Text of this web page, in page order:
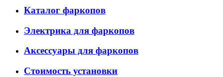
Каталог фаркопов
Электрика для фаркопов
Аксессуары для фаркопов
Стоимость установки